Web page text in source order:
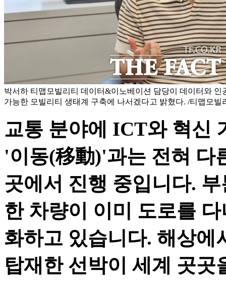
박서하 티맵모빌리티 데이터&이노베이션 담당이 데이터와
가능한 모빌리티 생태계 구축에 나서겠다고 밝혔다. /티맵모빌
교통 분야에 ICT와 혁신
'이동(移動)'과는 전혀 다
곳에서 진행 중입니다.
한 차량이 이미 도로를
화하고 있습니다. 해상에
탑재한 선박이 세계 곳